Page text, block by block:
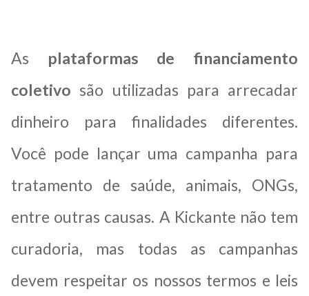
As plataformas de financiamento
coletivo são utilizadas para arrecadar
dinheiro para finalidades diferentes.
Você pode lançar uma campanha para
tratamento de saúde, animais, ONGs,
entre outras causas. A Kickante não tem
curadoria, mas todas as campanhas
devem respeitar os nossos termos e leis